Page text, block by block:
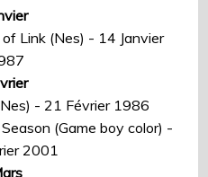
Link (Nes) - 14 Janvier
- 21 Février 1986
(Game boy color) -
2001